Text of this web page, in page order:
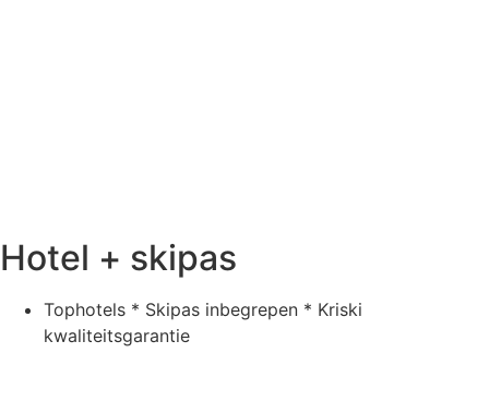
Hotel + skipas
Tophotels * Skipas inbegrepen * Kriski
kwaliteitsgarantie